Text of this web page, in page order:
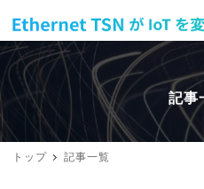
記事
トップ 記事一覧